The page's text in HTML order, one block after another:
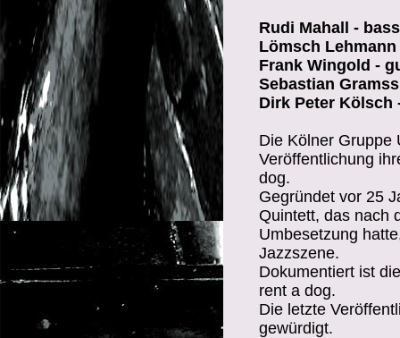
Rudi Mahall -
Lömsch
Frank Wingold -
Sebastian
Dirk Peter Kö lsch
Die Kölner Gruppe
Veröffentlichung
dog.
Gegründet vor 25
Quintett, das nach
Umbesetzung
Jazzszene.
Dokumentiert ist
rent a dog.
Die letzte
gewürdigt.